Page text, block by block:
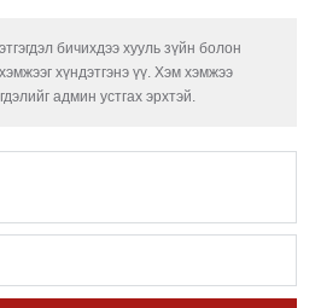
бичихдээ хууль зүйн болон
хүндэтгэнэ үү. Хэм хэмжээ
админ устгах эрхтэй.